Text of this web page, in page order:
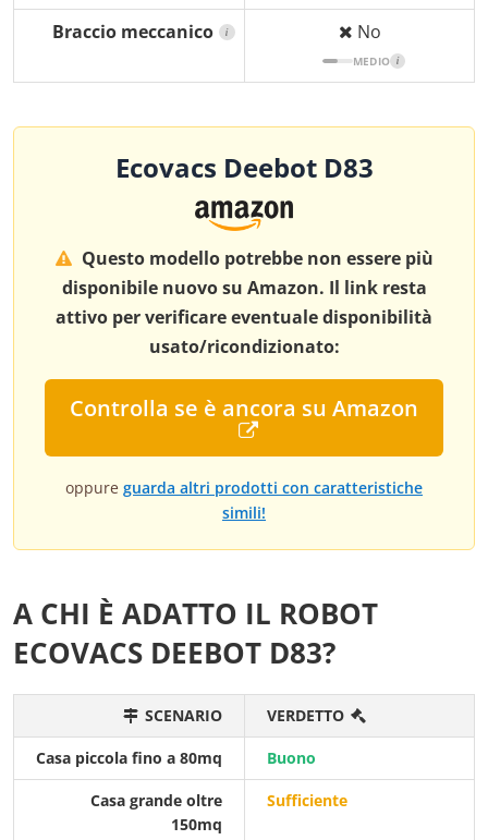
Braccio meccanico i No
MEDIO i
Ecovacs Deebot D83
Questo modello potrebbe non essere più
disponibile nuovo su Amazon. Il link resta
attivo per verificare eventuale disponibilità
usato/ricondizionato:
Controlla se è ancora su Amazon
oppure guarda altri prodotti con caratteristiche
simili!
A CHI È ADATTO IL ROBOT
ECOVACS DEEBOT D83?
SCENARIO VERDETTO
Casa piccola fino a 80mq Buono
Casa grande oltre
150mq
Sufficiente